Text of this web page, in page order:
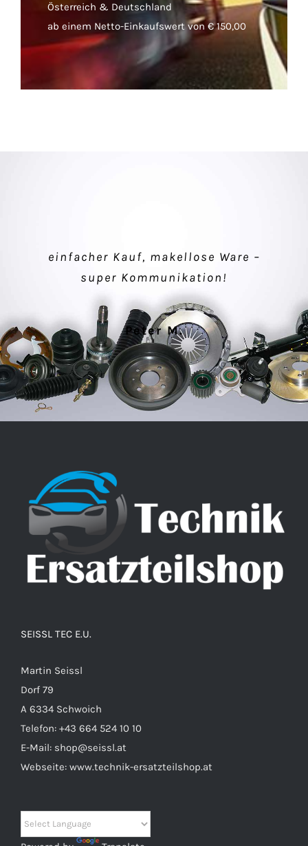
Österreich & Deutschland
ab einem Netto-Einkaufswert von € 150,00
einfacher Kauf, makellose Ware –
super Kommunikation!
Peter M.
Verkäufer sehr nett, schnelle
Lieferung, alles gut.
Klaus P.
SEISSL TEC E.U.
Martin Seissl
Dorf 79
A 6334 Schwoich
Telefon: +43 664 524 10 10
E-Mail: shop@seissl.at
Webseite: www.technik-ersatzteilshop.at